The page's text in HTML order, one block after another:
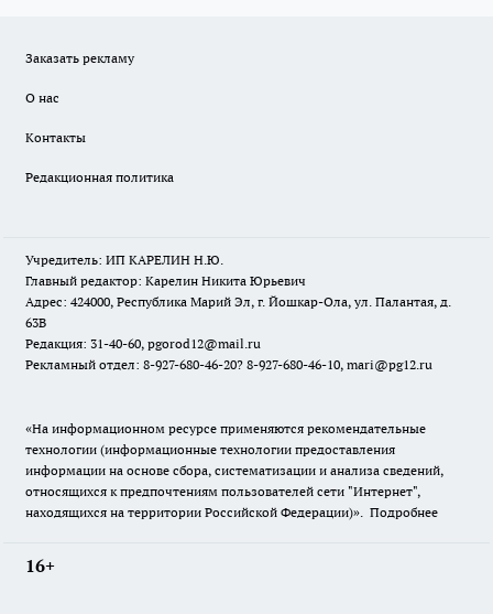
Заказать рекламу
О нас
Контакты
Редакционная политика
Учредитель: ИП КАРЕЛИН Н.Ю.
Главный редактор: Карелин Никита Юрьевич
Адрес: 424000, Республика Марий Эл, г. Йошкар-Ола, ул. Палантая, д.
63В
Редакция: 31-40-60, pgorod12@mail.ru
Рекламный отдел: 8-927-680-46-20? 8-927-680-46-10, mari@pg12.ru
«На информационном ресурсе применяются рекомендательные
технологии (информационные технологии предоставления
информации на основе сбора, систематизации и анализа сведений,
относящихся к предпочтениям пользователей сети "Интернет",
находящихся на территории Российской Федерации)». Подробнее
16+